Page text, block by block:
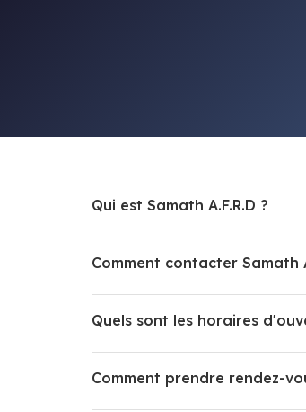
Qui est Samath A.F.R.D ?
Comment contacter Samath
Quels sont les horaires
Comment prendre rendez-